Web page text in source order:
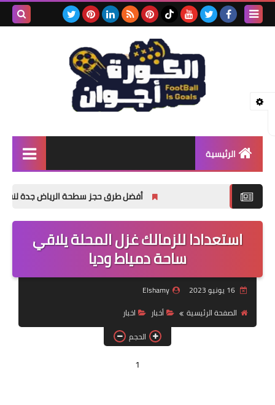
الرئيسية
منوعات
مسلسلات وافلام
العاب
وظائف خالية
أفضل طرق حجز سطحة الرياض جدة لنقل المركبات
استعدادا للزمالك غزل المحلة يلاقي
ساحة دمياط وديا
16 يونيو 2023
Elshamy
الصفحة الرئيسية
أخبار
اخبار
الحجم
1